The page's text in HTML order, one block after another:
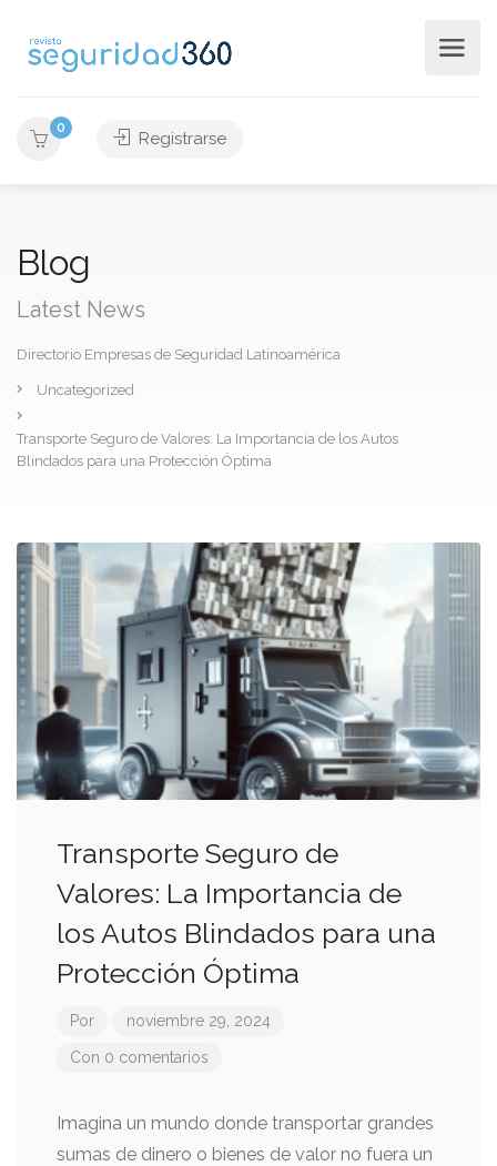
0
Registrarse
Blog
Latest News
Directorio Empresas de Seguridad Latinoamérica
Uncategorized
Transporte Seguro de Valores: La Importancia de los Autos
Blindados para una Protección Óptima
Transporte Seguro de
Valores: La Importancia de
los Autos Blindados para una
Protección Óptima
Por noviembre 29, 2024
Con 0 comentarios
Imagina un mundo donde transportar grandes
sumas de dinero o bienes de valor no fuera un